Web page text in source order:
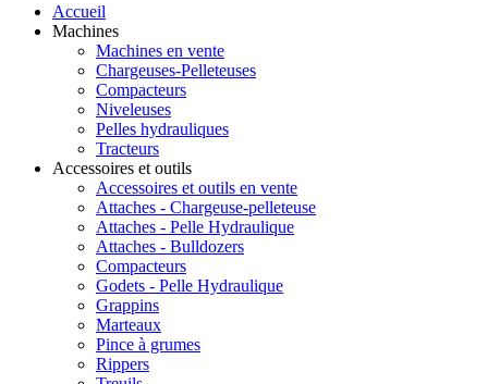
Accueil
Machines
Machines en vente
Chargeuses-Pelleteuses
Compacteurs
Niveleuses
Pelles hydrauliques
Tracteurs
Accessoires et outils
Accessoires et outils en vente
Attaches - Chargeuse-pelleteuse
Attaches - Pelle Hydraulique
Attaches - Bulldozers
Compacteurs
Godets - Pelle Hydraulique
Grappins
Marteaux
Pince à grumes
Rippers